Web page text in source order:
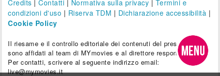
Credits |Contatti | Normativa sulla privacy | Termini e
condizioni d'uso | Riserva TDM | Dichiarazione accessibilità |
Cookie Policy
Il riesame e il controllo editoriale dei contenuti del presente sito
sono affidati al team di MYmovies e al direttore responsabile.
Per contatti, scrivere al seguente indirizzo email:
live@mymovies.it